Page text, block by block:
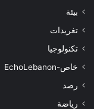
بيئة
تغريدات
تكنولوجيا
خاص-EchoLebanon
رصد
رياضة